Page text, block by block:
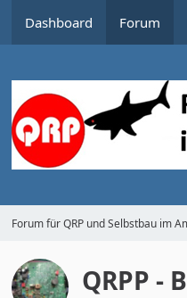
Dashboard Forum
Forum für QRP und Selbstbau im
QRPP -